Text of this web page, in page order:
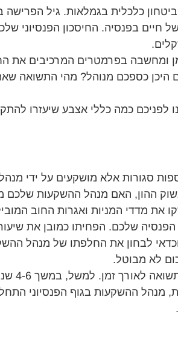
בעולם, מדובר על כ-20 שנים לפחות של חיים
ומחשבה בפרמטרים המרכיבים את
כספכם מנוהל? מהי התשואה
כמה כללי אצבע שיעזרו
סגורות אלא מושקעים על ידי
ההון, האם מנהל ההשקעות שלכם
שלכם. הפחיתו כמובן את
לבחון את החלפתו של מנהל
לא מבוטל.
שימו
מנהל ההשקעות בגוף הפנסיוני